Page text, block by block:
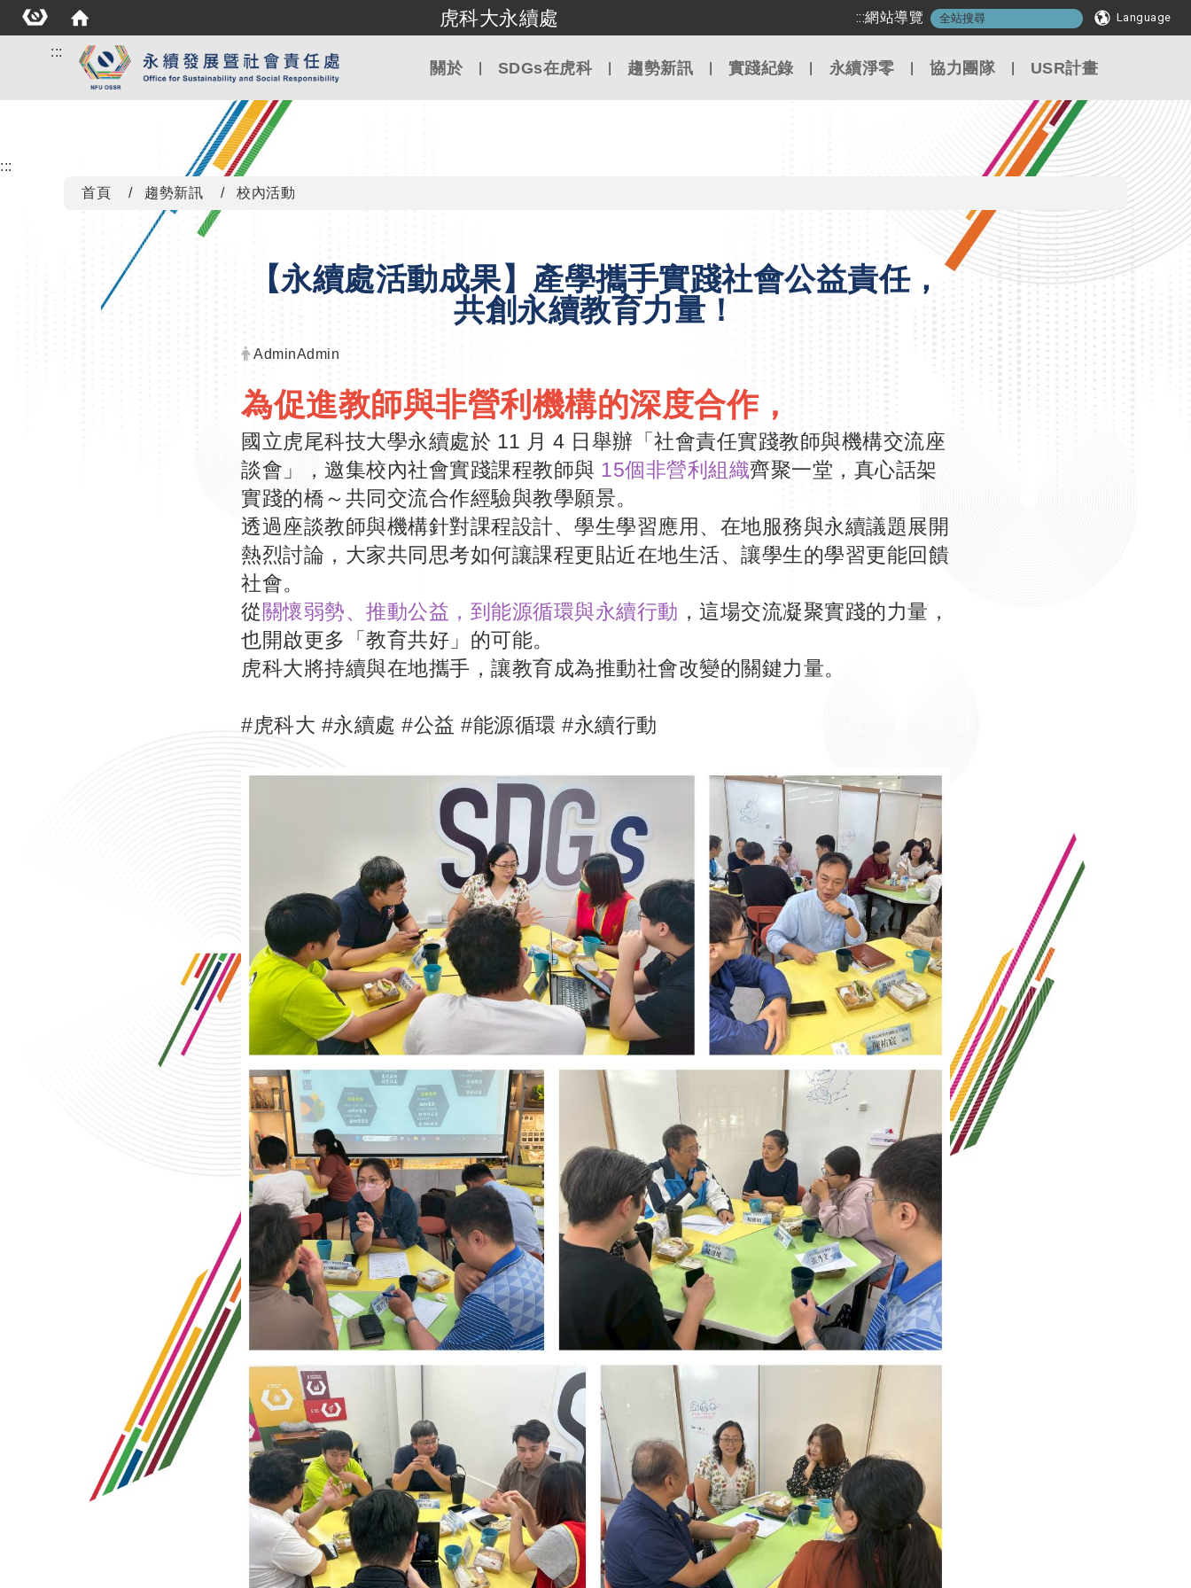
虎科大永續處 :::網站導覽 Language
跳到主要內容
:::
關於 SDGs在虎科 趨勢新訊 實踐紀錄 永續淨零 協力團隊 USR計畫
:::
首頁
趨勢新訊 校內活動
【永續處活動成果】產學攜手實踐社會公益責任，
共創永續教育力量！
發布者：
AdminAdmin
為促進教師與非營利機構的深度合作，
國立虎尾科技大學永續處於 11 月 4 日舉辦「社會責任實踐教師與機構交流座
談會」，邀集校內社會實踐課程教師與 15個非營利組織齊聚一堂，真心話架
實踐的橋～共同交流合作經驗與教學願景。
透過座談教師與機構針對課程設計、學生學習應用、在地服務與永續議題展開
熱烈討論，大家共同思考如何讓課程更貼近在地生活、讓學生的學習更能回饋
社會。
從關懷弱勢、推動公益，到能源循環與永續行動 ，這場交流凝聚實踐的力量，
也開啟更多「教育共好」的可能。
虎科大將持續與在地攜手，讓教育成為推動社會改變的關鍵力量。
#虎科大 #永續處 #公益 #能源循環 #永續行動